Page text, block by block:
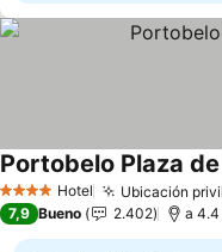
4 EstrellasHotel Ubicación
Portobelo Plaza
7,9 Bueno 2.402 a 4.4